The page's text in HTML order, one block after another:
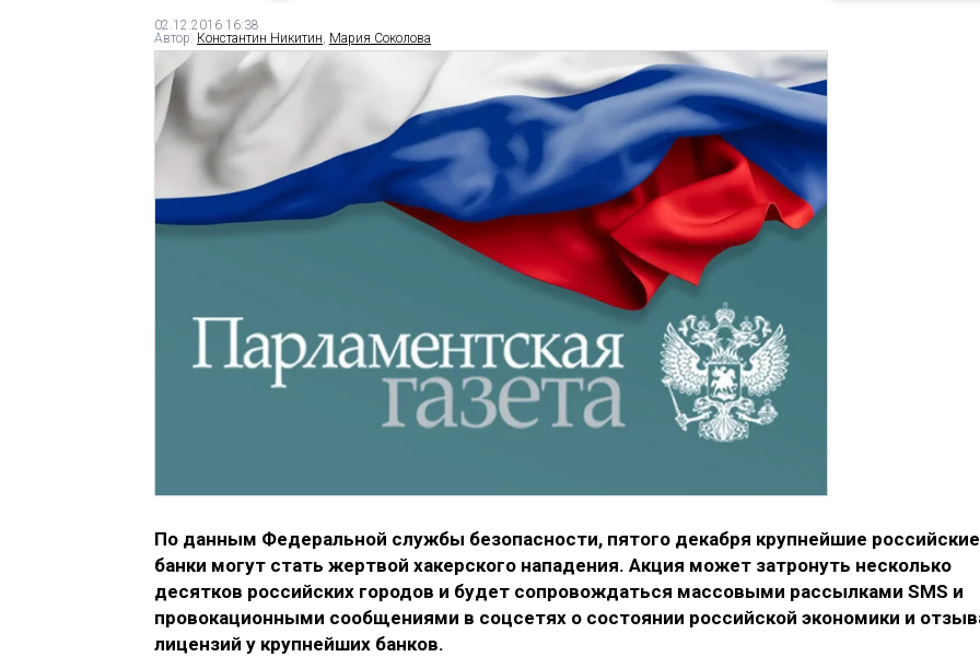
02.12.2016 16:38
Автор: Константин Никитин Мария Соколова
По данным Федеральной службы безопасности, пятого декабря крупнейшие российские
банки могут стать жертвой хакерского нападения. Акция может затронуть несколько
десятков российских городов и будет сопровождаться массовыми рассылками SMS и
провокационными сообщениями в соцсетях о состоянии российской экономики и
лицензий у крупнейших банков.